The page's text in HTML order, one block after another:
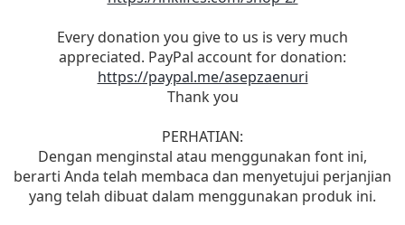
Every donation you give to us is very much
appreciated. PayPal account for donation:
https://paypal.me/asepzaenuri
Thank you
PERHATIAN:
Dengan menginstal atau menggunakan font ini,
berarti Anda telah membaca dan menyetujui perjanjian
yang telah dibuat dalam menggunakan produk ini.